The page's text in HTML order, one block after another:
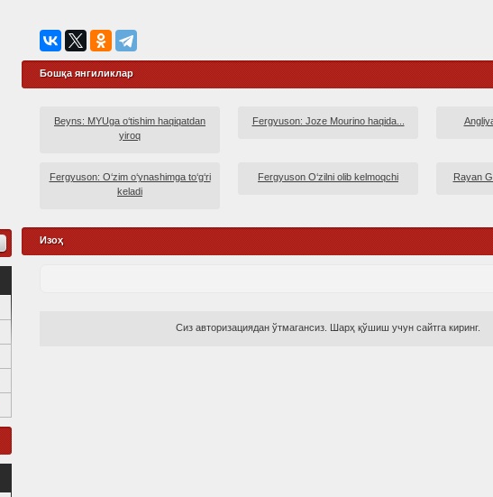
Бошқа янгиликлар
Beyns: MYUga o‘tishim haqiqatdan
yiroq
Fergyuson: Joze Mourino haqida...
Fergyuson: O‘zim o‘ynashimga to‘g‘ri
keladi
Fergyuson O‘zilni olib kelmoqchi Rayan
Изоҳ
Сиз авторизациядан ўтмагансиз. Шарҳ қўшиш учун сайтга киринг.